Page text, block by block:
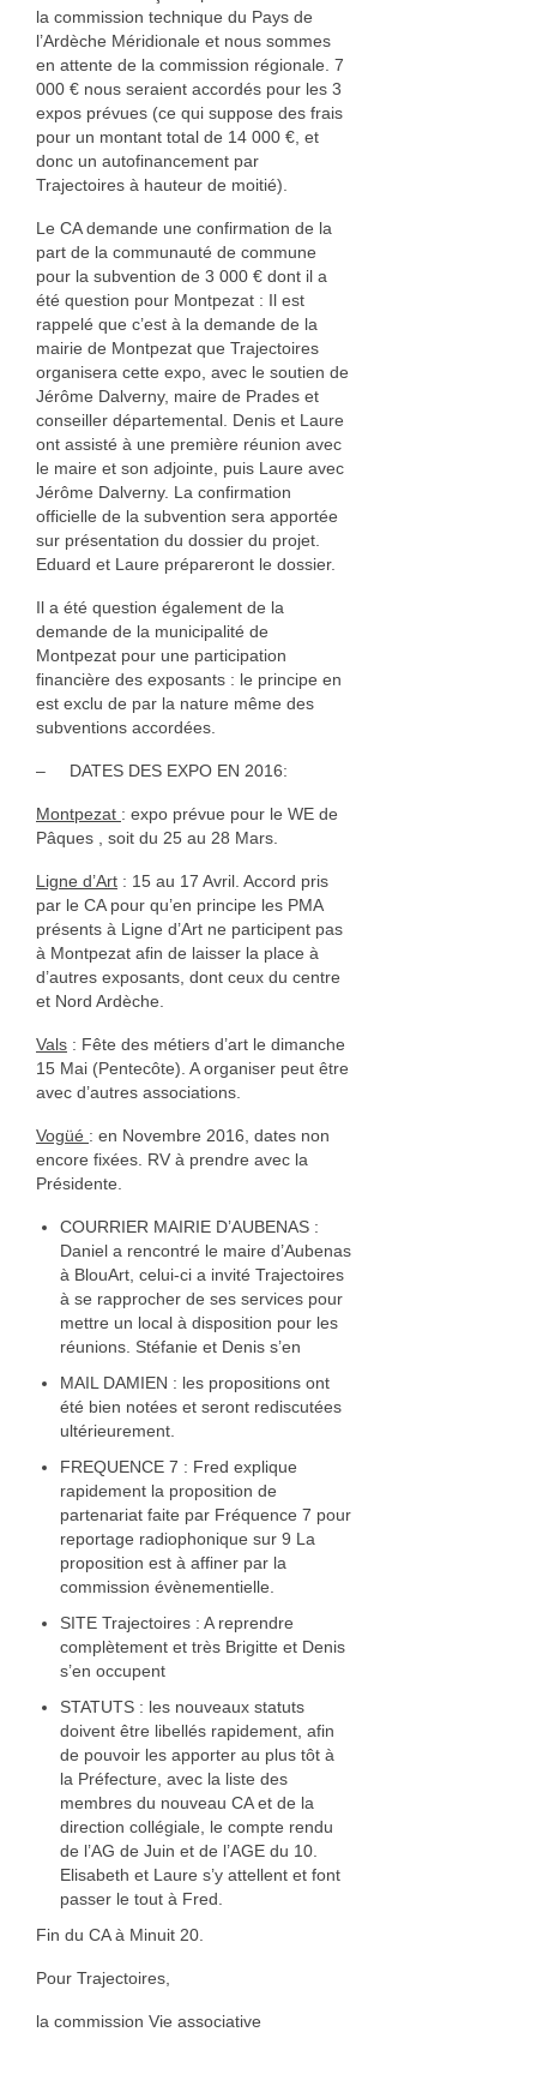
la commission technique du Pays de
l’Ardèche Méridionale et nous sommes
en attente de la commission régionale. 7
000 € nous seraient accordés pour les 3
expos prévues (ce qui suppose des frais
pour un montant total de 14 000 €, et
donc un autofinancement par
Trajectoires à hauteur de moitié).
Le CA demande une confirmation de la
part de la communauté de commune
pour la subvention de 3 000 € dont il a
été question pour Montpezat : Il est
rappelé que c’est à la demande de la
mairie de Montpezat que Trajectoires
organisera cette expo, avec le soutien de
Jérôme Dalverny, maire de Prades et
conseiller départemental. Denis et Laure
ont assisté à une première réunion avec
le maire et son adjointe, puis Laure avec
Jérôme Dalverny. La confirmation
officielle de la subvention sera apportée
sur présentation du dossier du projet.
Eduard et Laure prépareront le dossier.
Il a été question également de la
demande de la municipalité de
Montpezat pour une participation
financière des exposants : le principe en
est exclu de par la nature même des
subventions accordées.
– DATES DES EXPO EN 2016:
Montpezat : expo prévue pour le WE de
Pâques , soit du 25 au 28 Mars.
Ligne d’Art : 15 au 17 Avril. Accord pris
par le CA pour qu’en principe les PMA
présents à Ligne d’Art ne participent pas
à Montpezat afin de laisser la place à
d’autres exposants, dont ceux du centre
et Nord Ardèche.
Vals : Fête des métiers d’art le dimanche
15 Mai (Pentecôte). A organiser peut être
avec d’autres associations.
Vogüé : en Novembre 2016, dates non
encore fixées. RV à prendre avec la
Présidente.
COURRIER MAIRIE D’AUBENAS :
Daniel a rencontré le maire d’Aubenas
à BlouArt, celui-ci a invité Trajectoires
à se rapprocher de ses services pour
mettre un local à disposition pour les
réunions. Stéfanie et Denis s’en
MAIL DAMIEN : les propositions ont
été bien notées et seront rediscutées
ultérieurement.
FREQUENCE 7 : Fred explique
rapidement la proposition de
partenariat faite par Fréquence 7 pour
reportage radiophonique sur 9 La
proposition est à affiner par la
commission évènementielle.
SITE Trajectoires : A reprendre
complètement et très Brigitte et Denis
s’en occupent
STATUTS : les nouveaux statuts
doivent être libellés rapidement, afin
de pouvoir les apporter au plus tôt à
la Préfecture, avec la liste des
membres du nouveau CA et de la
direction collégiale, le compte rendu
de l’AG de Juin et de l’AGE du 10.
Elisabeth et Laure s’y attellent et font
passer le tout à Fred.
Fin du CA à Minuit 20.
Pour Trajectoires,
la commission Vie associative